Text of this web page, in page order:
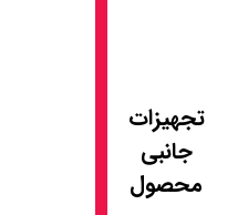
تجهیزات
جانبی
محصول